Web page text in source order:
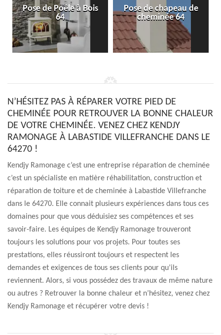
Pose de Poêle à Bois
64
Pose de chapeau de
cheminée 64
N’HÉSITEZ PAS À RÉPARER VOTRE PIED DE
CHEMINÉE POUR RETROUVER LA BONNE CHALEUR
DE VOTRE CHEMINÉE. VENEZ CHEZ KENDJY
RAMONAGE À LABASTIDE VILLEFRANCHE DANS LE
64270 !
Kendjy Ramonage c’est une entreprise réparation de cheminée
c’est un spécialiste en matière réhabilitation, construction et
réparation de toiture et de cheminée à Labastide Villefranche
dans le 64270. Elle connait plusieurs expériences dans tous ces
domaines pour que vous déduisiez ses compétences et ses
savoir-faire. Les équipes de Kendjy Ramonage trouveront
toujours les solutions pour vos projets. Pour toutes ses
prestations, elles réussiront toujours et respectent les
demandes et exigences de tous ses clients pour qu’ils
reviennent. Alors, si vous possédez des travaux de même nature
ou autres ? Retrouver la bonne chaleur et n’hésitez, venez chez
Kendjy Ramonage et récupérer votre devis !